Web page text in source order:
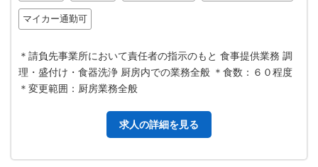
マイカー通勤可
＊請負先事業所において責任者の指示のもと 食事提供業務 調
理・盛付け・食器洗浄 厨房内での業務全般 ＊食数：６０程度
＊変更範囲：厨房業務全般
求人の詳細を見る